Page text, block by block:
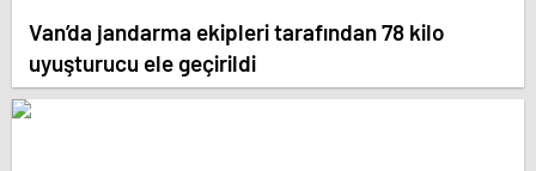
Van’da jandarma ekipleri tarafından 78 kilo
uyuşturucu ele geçirildi